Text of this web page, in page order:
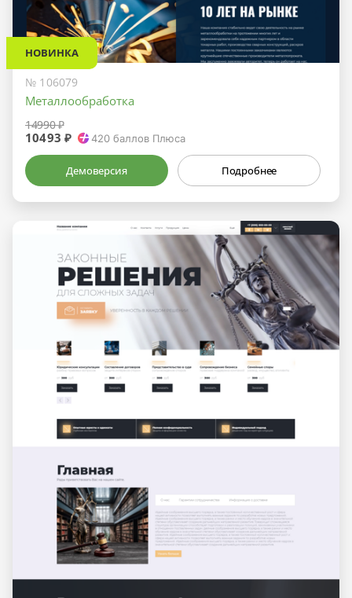
НОВИНКА
№ 106079
Металлообработка
14990 ₽
10493 ₽ 420 баллов Плюса
Демоверсия Подробнее